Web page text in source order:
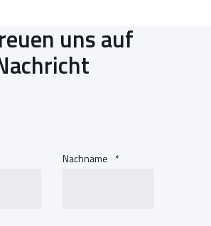
uns auf
Nachname *